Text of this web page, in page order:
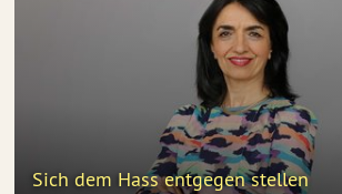
Sich dem Hass entgegen stellen